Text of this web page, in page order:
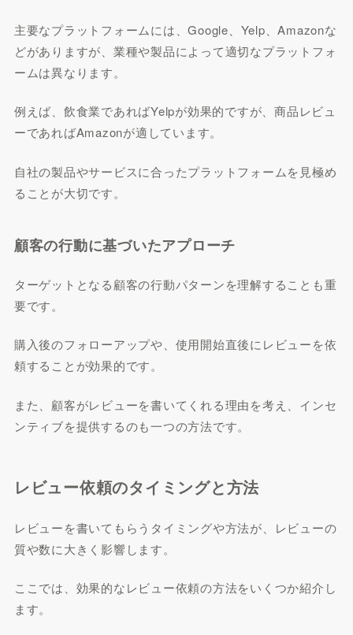
主要なプラットフォームには、Google、Yelp、Amazonな
どがありますが、業種や製品によって適切なプラットフォ
ームは異なります。
例えば、飲食業であればYelpが効果的ですが、商品レビュ
ーであればAmazonが適しています。
自社の製品やサービスに合ったプラットフォームを見極め
ることが大切です。
顧客の行動に基づいたアプローチ
ターゲットとなる顧客の行動パターンを理解することも重
要です。
購入後のフォローアップや、使用開始直後にレビューを依
頼することが効果的です。
また、顧客がレビューを書いてくれる理由を考え、インセ
ンティブを提供するのも一つの方法です。
レビュー依頼のタイミングと方法
レビューを書いてもらうタイミングや方法が、レビューの
質や数に大きく影響します。
ここでは、効果的なレビュー依頼の方法をいくつか紹介し
ます。